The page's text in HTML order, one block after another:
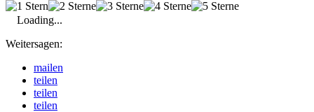
Loading...
Weitersagen:
mailen
teilen
teilen
teilen